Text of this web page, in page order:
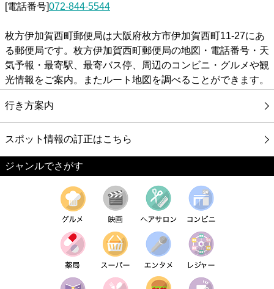
[電話番号]072-844-5544
枚方伊加賀西町郵便局は大阪府枚方市伊加賀西町11-27にあ
る郵便局です。枚方伊加賀西町郵便局の地図・電話番号・天
気予報・最寄駅、最寄バス停、周辺のコンビニ・グルメや観
光情報をご案内。またルート地図を調べることができます。
行き方案内
スポット情報の訂正はこちら
ジャンルでさがす